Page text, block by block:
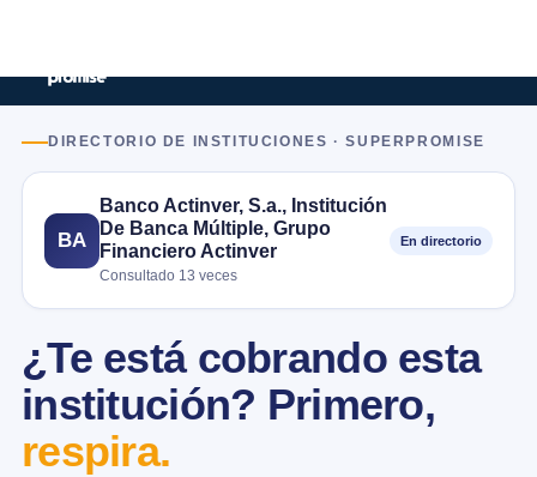
DIRECTORIO DE INSTITUCIONES · SUPERPROMISE
BA
Banco Actinver, S.a., Institución
De Banca Múltiple, Grupo
Financiero Actinver
Consultado 13 veces
En directorio
¿Te está cobrando esta
institución? Primero,
respira.